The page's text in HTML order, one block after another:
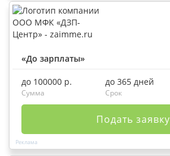
«До зарплаты»
до 100000 р.
Сумма
до 365 дней
Срок
Подать заявку